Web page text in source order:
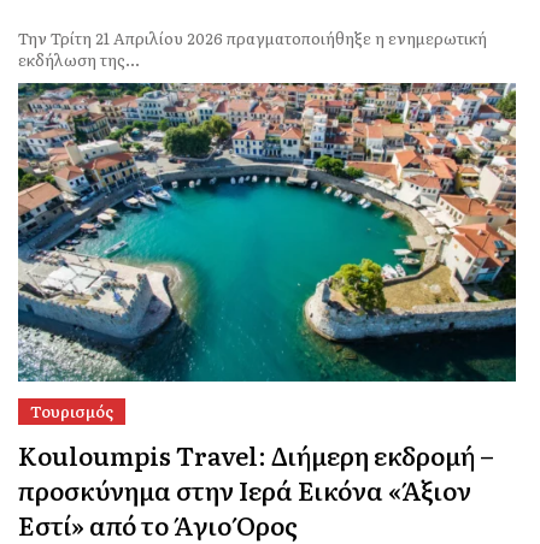
Την Τρίτη 21 Απριλίου 2026 πραγματοποιήθηξε η ενημερωτική
εκδήλωση της...
Τουρισμός
Kouloumpis Travel: Διήμερη εκδρομή –
προσκύνημα στην Ιερά Εικόνα «Άξιον
Εστί» από το Άγιο Όρος